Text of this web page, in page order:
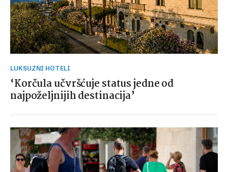
LUKSUZNI HOTELI
‘Korčula učvršćuje status jedne od
najpoželjnijih destinacija’